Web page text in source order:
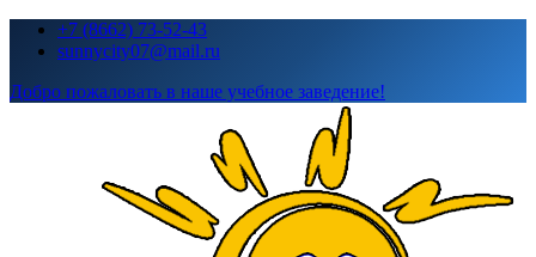
Перейти+7 (8662) 73-52-43
sunnycity07@mail.ru
Добро пожаловать в наше учебное заведение!